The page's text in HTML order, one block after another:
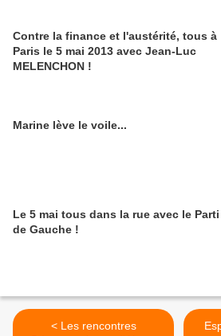
Contre la finance et l'austérité, tous à
Paris le 5 mai 2013 avec Jean-Luc
MELENCHON !
Marine lève le voile...
Le 5 mai tous dans la rue avec le Parti
de Gauche !
< Les rencontres